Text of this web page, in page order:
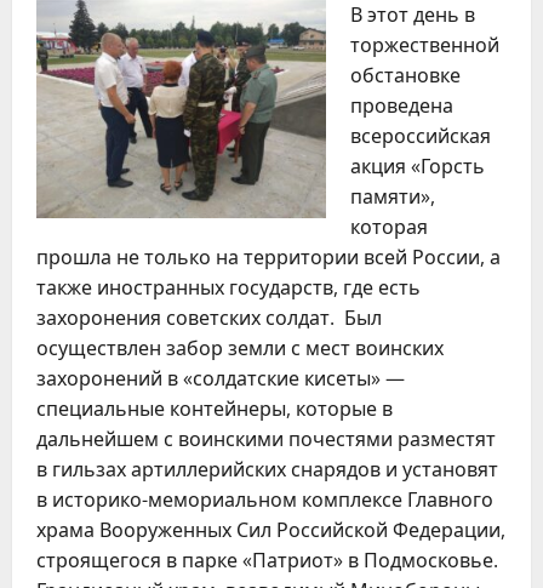
В этот день в
торжественной
обстановке
проведена
всероссийская
акция «Горсть
памяти»,
которая
прошла не только на территории всей России, а
также иностранных государств, где есть
захоронения советских солдат. Был
осуществлен забор земли с мест воинских
захоронений в «солдатские кисеты» —
специальные контейнеры, которые в
дальнейшем с воинскими почестями разместят
в гильзах артиллерийских снарядов и установят
в историко-мемориальном комплексе Главного
храма Вооруженных Сил Российской Федерации,
строящегося в парке «Патриот» в Подмосковье.